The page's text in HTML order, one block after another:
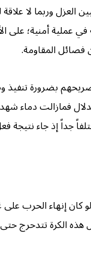
وربما لا
في عملية أمنية؛
فصائل المقاومة.
بضرورة
فمازالت دماء
آخرها، وإن كان مختلفاً
إنهاء الحرب
الكرة تتدحرج حتى